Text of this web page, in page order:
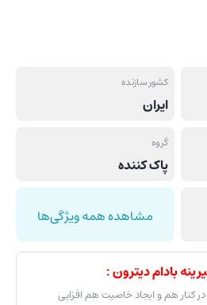
کشور سازنده
ایران
گروه
پاک کننده
مشاهده همه ویژگی‌ها
بادام دیترون :
کنار هم و ایجاد خاصیت هم افزایی